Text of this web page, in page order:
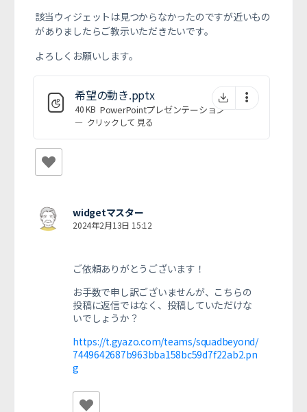
該当ウィジェットは見つからなかったのですが近いもの
がありましたらご教示いただきたいです。
よろしくお願いします。
希望の動き.pptx
40 KB PowerPointプレゼンテーション
— クリックして 見る
widgetマスター
2024年2月13日 15:12
ご依頼ありがとうございます！
お手数で申し訳ございませんが、こちらの
投稿に返信ではなく、投稿していただけな
いでしょうか？
https://t.gyazo.com/teams/squadbeyond/
7449642687b963bba158bc59d7f22ab2.pn
g